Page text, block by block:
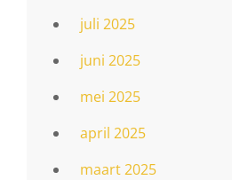
juli 2025
juni 2025
mei 2025
april 2025
maart 2025